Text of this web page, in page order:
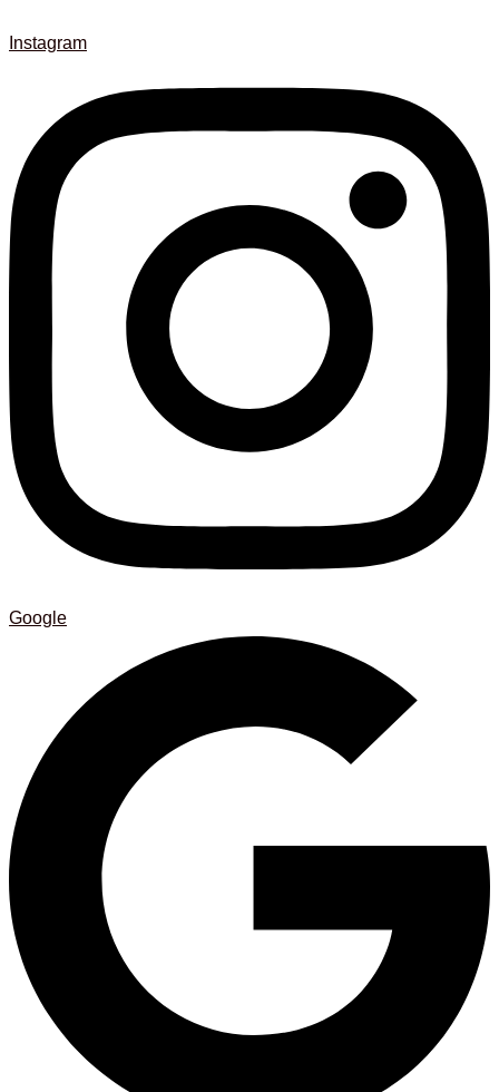
Instagram
Google